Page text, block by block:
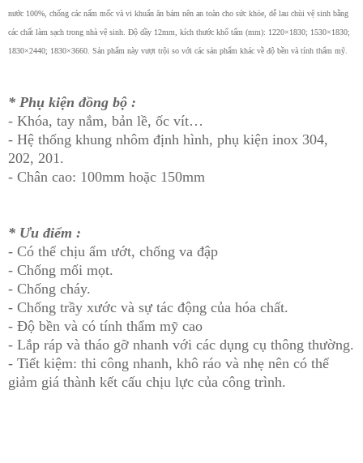
nước 100%, chống các nấm mốc và vi khuẩn ăn bám nên an toàn cho sức khỏe, dễ lau chùi vệ sinh bằng
các chất làm sạch trong nhà vệ sinh. Độ dầy 12mm, kích thước khổ tấm (mm): 1220×1830; 1530×1830;
1830×2440; 1830×3660. Sản phẩm này vượt trội so với các sản phẩm khác về độ bền và tính thẩm mỹ.
* Phụ kiện đồng bộ :
- Khóa, tay nắm, bản lề, ốc vít…
- Hệ thống khung nhôm định hình, phụ kiện inox 304,
202, 201.
- Chân cao: 100mm hoặc 150mm
* Ưu điểm :
- Có thể chịu ẩm ướt, chống va đập
- Chống mối mọt.
- Chống cháy.
- Chống trầy xước và sự tác động của hóa chất.
- Độ bền và có tính thẩm mỹ cao
- Lắp ráp và tháo gỡ nhanh với các dụng cụ thông thường.
- Tiết kiệm: thi công nhanh, khô ráo và nhẹ nên có thể
giảm giá thành kết cấu chịu lực của công trình.